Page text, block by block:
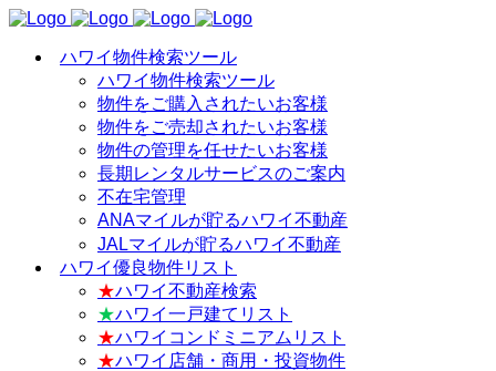
ハワイ物件検索ツール
ハワイ物件検索ツール
物件をご購入されたいお客様
物件をご売却されたいお客様
物件の管理を任せたいお客様
長期レンタルサービスのご案内
不在宅管理
ANAマイルが貯るハワイ不動産
JALマイルが貯るハワイ不動産
ハワイ優良物件リスト
★ハワイ不動産検索
★ハワイ一戸建てリスト
★ハワイコンドミニアムリスト
★ハワイ店舗・商用・投資物件